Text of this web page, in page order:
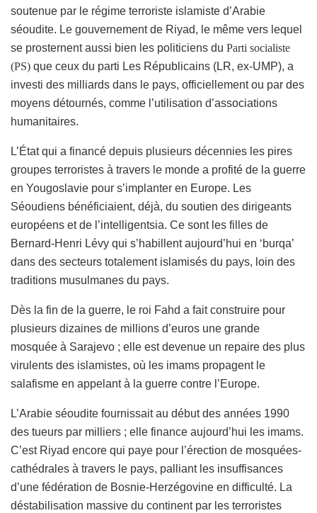
soutenue par le régime terroriste islamiste d’Arabie
séoudite. Le gouvernement de Riyad, le même vers lequel
se prosternent aussi bien les politiciens du Parti socialiste
(PS) que ceux du parti Les Républicains (LR, ex-UMP), a
investi des milliards dans le pays, officiellement ou par des
moyens détournés, comme l’utilisation d’associations
humanitaires.
L’État qui a financé depuis plusieurs décennies les pires
groupes terroristes à travers le monde a profité de la guerre
en Yougoslavie pour s’implanter en Europe. Les
Séoudiens bénéficiaient, déjà, du soutien des dirigeants
européens et de l’intelligentsia. Ce sont les filles de
Bernard-Henri Lévy qui s’habillent aujourd’hui en ‘burqa’
dans des secteurs totalement islamisés du pays, loin des
traditions musulmanes du pays.
Dès la fin de la guerre, le roi Fahd a fait construire pour
plusieurs dizaines de millions d’euros une grande
mosquée à Sarajevo ; elle est devenue un repaire des plus
virulents des islamistes, où les imams propagent le
salafisme en appelant à la guerre contre l’Europe.
L’Arabie séoudite fournissait au début des années 1990
des tueurs par milliers ; elle finance aujourd’hui les imams.
C’est Riyad encore qui paye pour l’érection de mosquées-
cathédrales à travers le pays, palliant les insuffisances
d’une fédération de Bosnie-Herzégovine en difficulté. La
déstabilisation massive du continent par les terroristes